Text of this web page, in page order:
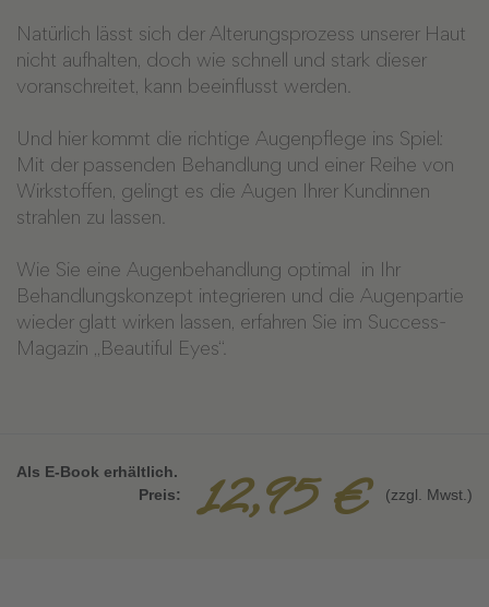
Natürlich lässt sich der Alterungsprozess unserer Haut
nicht aufhalten, doch wie schnell und stark dieser
voranschreitet, kann beeinflusst werden.
Und hier kommt die richtige Augenpflege ins Spiel:
Mit der passenden Behandlung und einer Reihe von
Wirkstoffen, gelingt es die Augen Ihrer Kundinnen
strahlen zu lassen.
Wie Sie eine Augenbehandlung optimal in Ihr
Behandlungskonzept integrieren und die Augenpartie
wieder glatt wirken lassen, erfahren Sie im Success-
Magazin „Beautiful Eyes“.
Als E-Book erhältlich.
Preis:
12,95 € (zzgl. Mwst.)